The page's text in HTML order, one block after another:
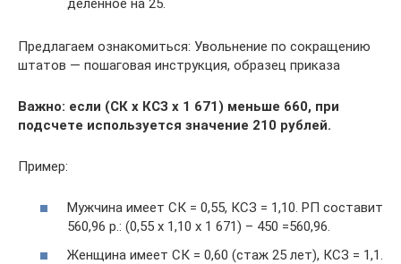
деленное на 25.
Предлагаем ознакомиться: Увольнение по сокращению
штатов — пошаговая инструкция, образец приказа
Важно: если (СК х КСЗ х 1 671) меньше 660, при
подсчете используется значение 210 рублей.
Пример:
Мужчина имеет СК = 0,55, КСЗ = 1,10. РП составит
560,96 р.: (0,55 х 1,10 х 1 671) – 450 =560,96.
Женщина имеет СК = 0,60 (стаж 25 лет), КСЗ = 1,1.